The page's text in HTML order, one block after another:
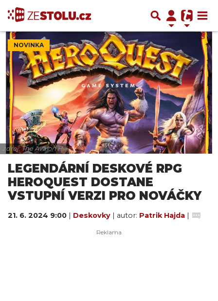
NOVINKA
zdroj: The Avalon Hill
LEGENDÁRNÍ DESKOVÉ RPG
HEROQUEST DOSTANE
VSTUPNÍ VERZI PRO NOVÁČKY
21. 6. 2024 9:00 | Deskovky | autor: Patrik Hajda |